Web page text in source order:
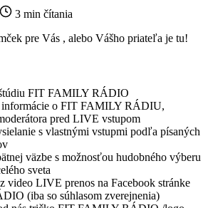
3 min čítania
pre Vás , alebo Vášho priateľa je tu!
FIT FAMILY RÁDIO
informácie o FIT FAMILY RÁDIU,
pred LIVE vstupom
s vlastnými vstupmi podľa písaných
väzbe s možnosťou hudobného výberu
sveta
video LIVE prenos na Facebook stránke
(iba so súhlasom zverejnenia)